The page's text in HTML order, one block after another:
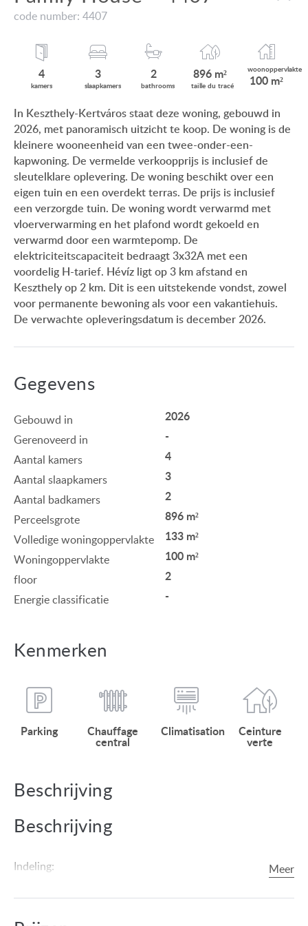
code number: 4407
4
kamers
3
slaapkamers
2
bathrooms
896 m²
taille du tracé
woonoppervlakte
100 m²
In Keszthely-Kertváros staat deze woning, gebouwd in
2026, met panoramisch uitzicht te koop. De woning is de
kleinere wooneenheid van een twee-onder-een-
kapwoning. De vermelde verkoopprijs is inclusief de
sleutelklare oplevering. De woning beschikt over een
eigen tuin en een overdekt terras. De prijs is inclusief
een verzorgde tuin. De woning wordt verwarmd met
vloerverwarming en het plafond wordt gekoeld en
verwarmd door een warmtepomp. De
elektriciteitscapaciteit bedraagt 3x32A met een
voordelig H-tarief. Hévíz ligt op 3 km afstand en
Keszthely op 2 km. Dit is een uitstekende vondst, zowel
voor permanente bewoning als voor een vakantiehuis.
De verwachte opleveringsdatum is december 2026.
Gegevens
Gebouwd in 2026
Gerenoveerd in -
Aantal kamers 4
Aantal slaapkamers 3
Aantal badkamers 2
Perceelsgrote 896 m²
Volledige woningoppervlakte 133 m²
Woningoppervlakte 100 m²
floor 2
Energie classificatie -
Kenmerken
Parking Chauffage
central
Climatisation Ceinture
verte
Beschrijving
Beschrijving
Indeling:
entree 6,81 m², wasruimte 5,02 m², keuken + eetkamer
11,35 m², woonkamer 18,00 m², slaapkamer 10,77 m²,
VIEW ON LAKE BALATON
NEAR THE THERMAL BATH
SWIMMING-POOL
MANSION WITH ANCIENT TREES
FAMILY HOUSE IN GREEN BELT
ONZE KLANTEN
AANKOOPINFORMATIE
GEBRUIKSEIGENDOM
IMPRESSUM
HU DE EN BE